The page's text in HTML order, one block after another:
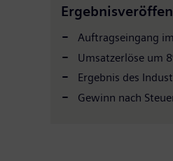
Auftragseingang
Umsatzerlöse um
Ergebnis des
Gewinn nach